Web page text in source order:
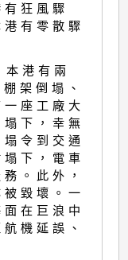
狂風驟
有零散驟
本港有兩
架倒塌、
座工廠大
下，幸無
令到交通
下，電車
。此外，
毀壞。一
在巨浪中
機延誤、